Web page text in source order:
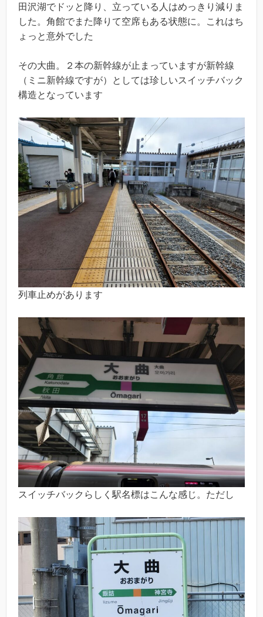
田沢湖でドッと降り、立っている人はめっきり減りま
した。角館でまた降りて空席もある状態に。これはち
ょっと意外でした
その大曲。２本の新幹線が止まっていますが新幹線
（ミニ新幹線ですが）としては珍しいスイッチバック
構造となっています
列車止めがあります
スイッチバックらしく駅名標はこんな感じ。ただし